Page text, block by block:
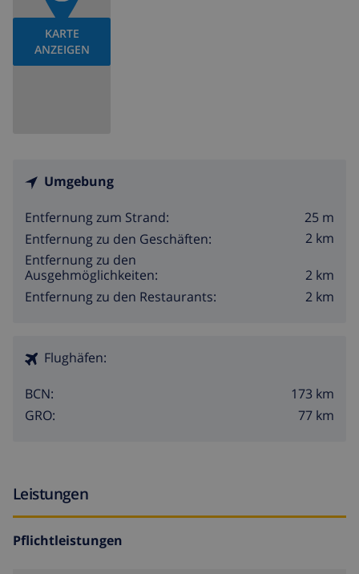
KARTE
ANZEIGEN
Umgebung
Entfernung zum Strand:
25 m
Entfernung zu den Geschäften:
2 km
Entfernung zu den
Ausgehmöglichkeiten:
2 km
Entfernung zu den Restaurants:
2 km
Flughäfen:
BCN:
173 km
GRO:
77 km
Leistungen
Pflichtleistungen